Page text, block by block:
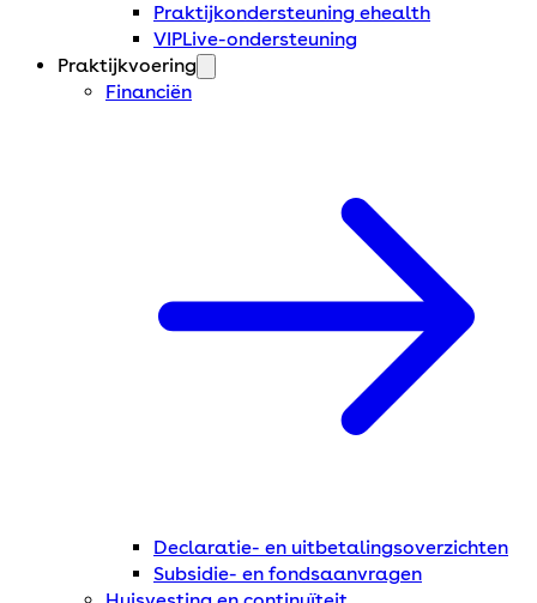
Praktijkondersteuning ehealth
VIPLive-ondersteuning
Praktijkvoering
Financiën
Declaratie- en uitbetalingsoverzichten
Subsidie- en fondsaanvragen